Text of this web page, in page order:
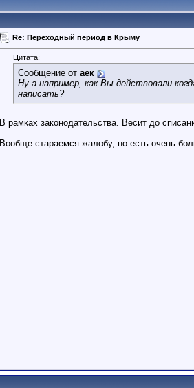
Re: Переходный период в Крыму
Цитата:
Сообщение от аек
Ну а например, как Вы действовали
написать?
В рамках законодательства. Весит до
Вообще стараемся жалобу, но есть очень